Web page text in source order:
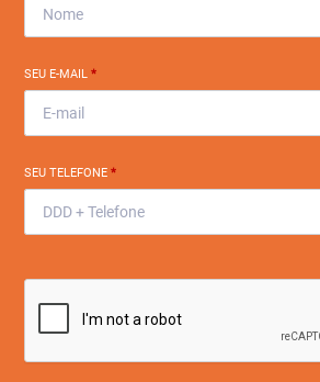
SEU E-MAIL*
SEU TELEFONE*